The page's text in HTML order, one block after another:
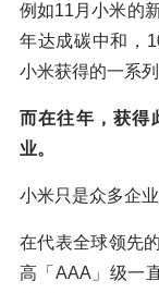
例如11月小米的
年达成碳中和，
小米获得的一系
而在往年，获得
业。
小米只是众多企
在代表全球领先
高「AAA」级一